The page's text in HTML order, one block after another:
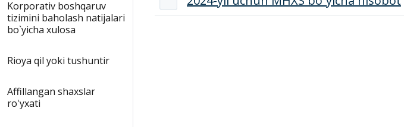
Korporativ boshqaruv
tizimini baholash natijalari
bo`yicha xulosa
Rioya qil yoki tushuntir
Affillangan shaxslar
ro'yxati